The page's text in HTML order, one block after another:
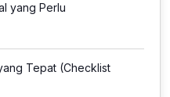
yang Perlu
Tepat (Checklist